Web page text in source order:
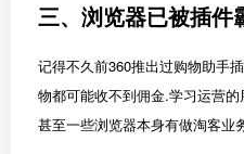
三、浏览器已被插件
记得不久前360推出过购物助手
物都可能收不到佣金.学习运营
甚至一些浏览器本身有做淘客业